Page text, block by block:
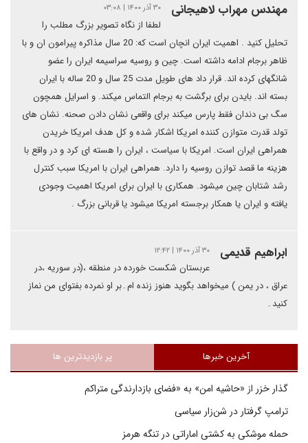
مهندس مهراب لاهیجانی ۳۰ آذر ۱۴۰۰ | ۰۳:۰۸
لطفا از نگاه تصویر بزرگ مطلب را
تحلیل کنید . اهمیت ایران انچان است که: 20 سال مذاکره پیرامون ان و با
ظاهر برجام ادامه داشته است. چین و روسیه سراسیمه ایران را عضو
شانگهای کرده اند. قرار داد های طویل مدت 25 سال و 20 ساله با ایران
بسته اند. بایدن برای برگشت به برجام التماس میکند. و اسرایل همچون
سگ بی دندان فقط پارس میکند برای واقعی نشان دادن صحنه. نشان های
تولد قدرت متوازن کننده امریکا اشکار شده و کل هدف امریکا خریدن
همراهی ایران است. امریکا با سیاست ، ایران را هسته ای کرد و در واقع با
هزینه ما قصد توازن روسیه را دارد. همراهی ایران با امریکا سبب کنترل
رشد شتابان چین میشود. همکاری با ایران برای امریکا اهمیت وجودی
یافته و ایران یا همکار برجسته امریکا میشود یا قربانی بزرگ .
ابراهیم قدیمی ۳۰ آذر ۱۴۰۰ | ۱۲:۴۲
عربستان شکست خورده در منطقه ،(در سوریه ،در
عراق ، در یمن ) میخواهد بگوید هنوز زنده ام۔بر او نمرده بفتوای من نماز
کنید۔
آخرین خبرها پر بازدیدترین ها
گذار خزر از «حاشیه امن» به «فضای بازدارندگی متراکم
ترامپ گرفتار در شن‌زار سیاسی
حمله موشکی به کشتی اماراتی در تنگه هرمز